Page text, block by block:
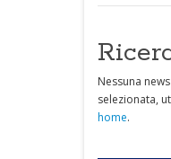
Nessuna
selezionata,
home.